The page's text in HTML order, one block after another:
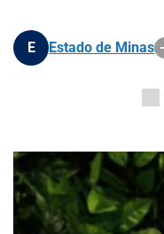
E Estado de Minas